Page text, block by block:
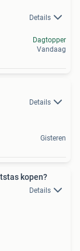
Details
Dagtopper
Vandaag
Details
Gisteren
kopen?
Details